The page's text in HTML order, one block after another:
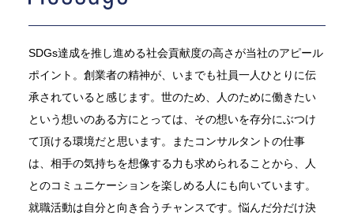
SDGs達成を推し進める社会貢献度の高さが当社のアピール
ポイント。創業者の精神が、いまでも社員一人ひとりに伝
承されていると感じます。世のため、人のために働きたい
という想いのある方にとっては、その想いを存分にぶつけ
て頂ける環境だと思います。またコンサルタントの仕事
は、相手の気持ちを想像する力も求められることから、人
とのコミュニケーションを楽しめる人にも向いています。
就職活動は自分と向き合うチャンスです。悩んだ分だけ決